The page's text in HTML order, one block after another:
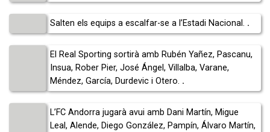
Salten els equips a escalfar-se a l’Estadi Nacional. .
El Real Sporting sortirà amb Rubén Yañez, Pascanu,
Insua, Rober Pier, José Ángel, Villalba, Varane,
Méndez, García, Durdevic i Otero. .
L’FC Andorra jugarà avui amb Dani Martín, Migue
Leal, Alende, Diego González, Pampín, Álvaro Martín,